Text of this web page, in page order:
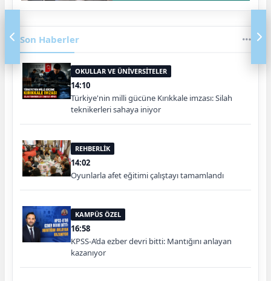
Son Haberler
OKULLAR VE ÜNİVERSİTELER
14:10
Türkiye'nin milli gücüne Kırıkkale imzası: Silah
teknikerleri sahaya iniyor
REHBERLİK
14:02
Oyunlarla afet eğitimi çalıştayı tamamlandı
KAMPÜS ÖZEL
16:58
KPSS-A’da ezber devri bitti: Mantığını anlayan
kazanıyor